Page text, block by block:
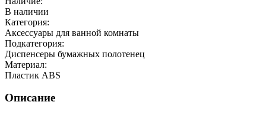
В наличии
Категория:
Аксессуары для ванной комнаты
Подкатегория:
Диспенсеры бумажных полотенец
Материал:
Пластик ABS
Описание